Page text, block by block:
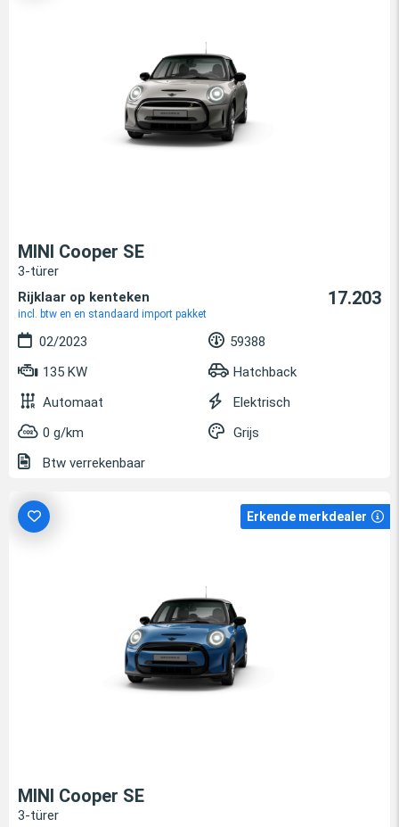
MINI Cooper SE
3-türer
Rijklaar op kenteken
incl. btw en en standaard import pakket
17.203
02/2023
59388
135 KW
Hatchback
Automaat
Elektrisch
0 g/km
Grijs
Btw verrekenbaar
Erkende merkdealer
MINI Cooper SE
3-türer